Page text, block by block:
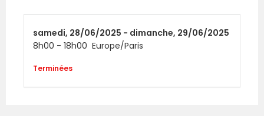
samedi, 28/06/2025 - dimanche, 29/06/2025
8h00 - 18h00 Europe/Paris
Terminées